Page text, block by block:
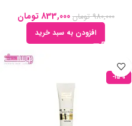
980,000 تومان 833,000 تومان
افزودن به سبد خرید
-15%